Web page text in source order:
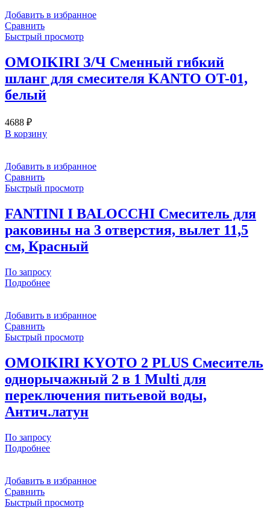
Добавить в избранное
Сравнить
Быстрый просмотр
OMOIKIRI З/Ч Сменный гибкий
шланг для смесителя KANTO OT-01,
белый
4688 ₽
В корзину
Добавить в избранное
Сравнить
Быстрый просмотр
FANTINI I BALOCCHI Смеситель для
раковины на 3 отверстия, вылет 11,5
см, Красный
По запросу
Подробнее
Добавить в избранное
Сравнить
Быстрый просмотр
OMOIKIRI KYOTO 2 PLUS Смеситель
однорычажный 2 в 1 Multi для
переключения питьевой воды,
Антич.латун
По запросу
Подробнее
Добавить в избранное
Сравнить
Быстрый просмотр